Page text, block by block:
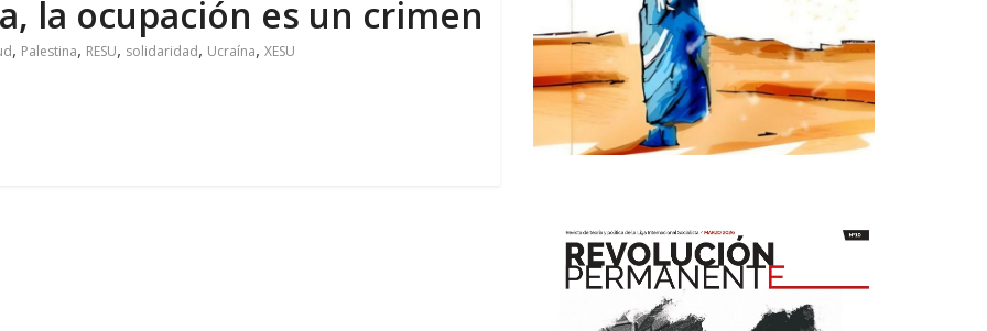
, la ocupación es un crimen
, Palestina, RESU, solidaridad, Ucraína, XESU